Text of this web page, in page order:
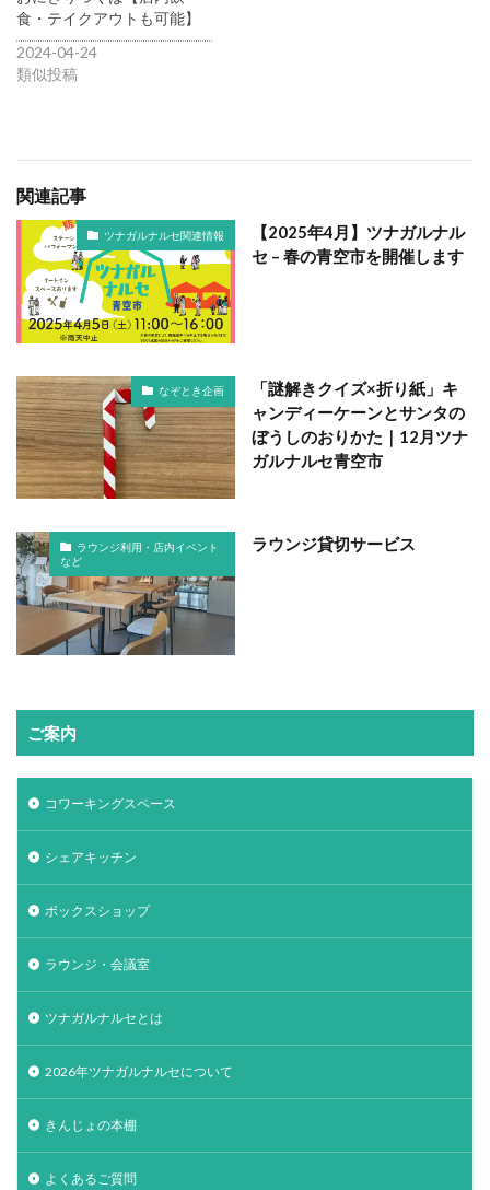
食・テイクアウトも可能】
2024-04-24
類似投稿
関連記事
ツナガルナルセ関連情報
【2025年4月】ツナガルナル
セ – 春の青空市を開催します
なぞとき企画
「謎解きクイズ×折り紙」キ
ャンディーケーンとサンタの
ぼうしのおりかた｜12月ツナ
ガルナルセ青空市
ラウンジ利用・店内イベント
など
ラウンジ貸切サービス
ご案内
コワーキングスペース
シェアキッチン
ボックスショップ
ラウンジ・会議室
ツナガルナルセとは
2026年ツナガルナルセについて
きんじょの本棚
よくあるご質問